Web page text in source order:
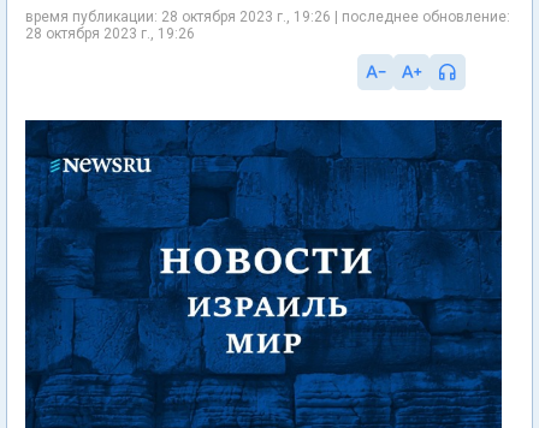
время публикации: 28 октября 2023 г., 19:26 | последнее обновление:
28 октября 2023 г., 19:26